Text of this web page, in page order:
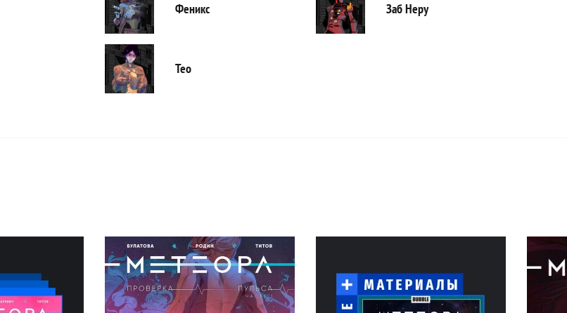
Феникс Заб Неру
Тео